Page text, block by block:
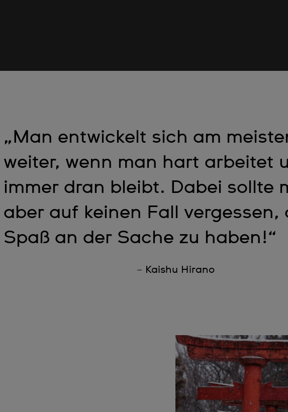
„Man entwickelt sich am
weiter, wenn man hart arbeitet
immer dran bleibt. Dabei sollte
aber auf keinen Fall vergessen,
Spaß an der Sache zu haben!“
– Kaishu Hirano